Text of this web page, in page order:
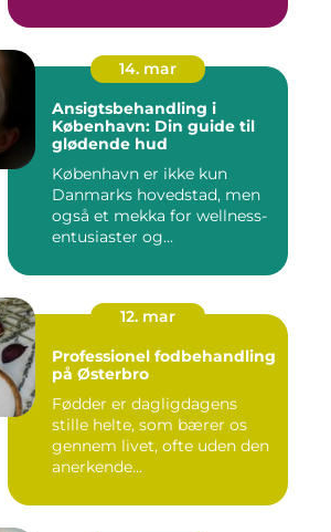
14. mar
Ansigtsbehandling i
København: Din guide til
glødende hud
København er ikke kun
Danmarks hovedstad, men
også et mekka for wellness-
entusiaster og...
12. mar
Professionel fodbehandling
på Østerbro
Fødder er dagligdagens
stille helte, som bærer os
gennem livet, ofte uden den
anerkende...